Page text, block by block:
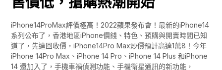
iPhone14ProMax評價極高！2022蘋果發布會！最新的iPhone14
系列公布了，香港地區iPhone價錢、特色、預購與開賣時間已知
道了，先達回收價，iPhone14Pro Max炒價預計高達1萬8！今年
iPhone 14Pro Max、iPhone 14 Pro、iPhone 14 Plus 和iPhone
14 還加入了，手機車禍偵測功能、手機衛星通訊的新功能，